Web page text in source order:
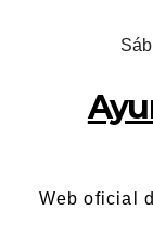
Web oficial